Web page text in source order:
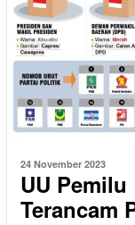
24 November 2023
UU Pemilu
Terancam